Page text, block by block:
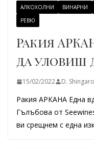
АЛКОХОЛНИ ВИНАРНИ
РЕВЮ
Ракия
да уловиш
15/02/2022 D.
Ракия АРКАНА Една
Гълъбова от
ви срещнем с една